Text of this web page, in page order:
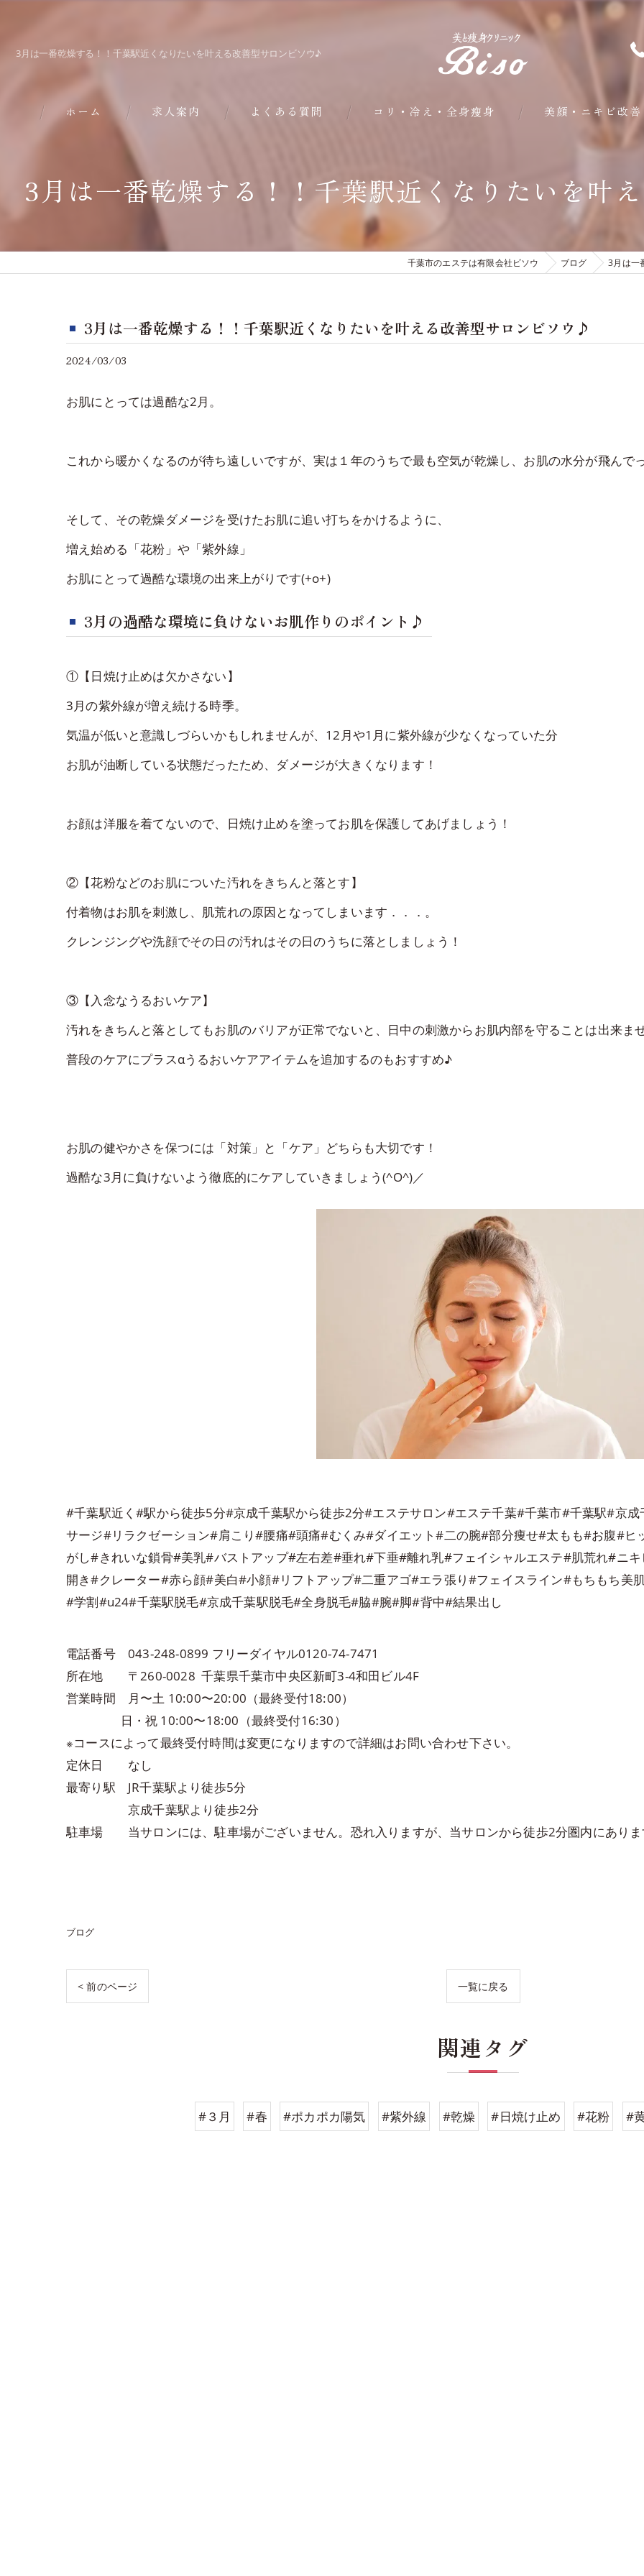
3月は一番乾燥する！！千葉駅近くなりたいを叶える改善型サロンビソウ♪
ホーム 求人案内 よくある質問 コリ・冷え・全身瘦身
皮下脂肪・内臓脂肪瘦身
クールシェイプ部分瘦身
美顔・ニキビ改善
3月は一番乾燥する！！千葉駅近くなりたいを叶
千葉市のエステは有限会社ビソウ ブログ 3月は一
3月は一番乾燥する！！千葉駅近くなりたいを叶える改善型サロンビソウ♪
2024/03/03
お肌にとっては過酷な2月。
これから暖かくなるのが待ち遠しいですが、実は１年のうちで最も空気が乾燥し、お肌の水分が飛んで
そして、その乾燥ダメージを受けたお肌に追い打ちをかけるように、
増え始める「花粉」や「紫外線」
お肌にとって過酷な環境の出来上がりです(+o+)
3月の過酷な環境に負けないお肌作りのポイント♪
①【日焼け止めは欠かさない】
3月の紫外線が増え続ける時季。
気温が低いと意識しづらいかもしれませんが、12月や1月に紫外線が少なくなっていた分
お肌が油断している状態だったため、ダメージが大きくなります！
お顔は洋服を着てないので、日焼け止めを塗ってお肌を保護してあげましょう！
②【花粉などのお肌についた汚れをきちんと落とす】
付着物はお肌を刺激し、肌荒れの原因となってしまいます．．．。
クレンジングや洗顔でその日の汚れはその日のうちに落としましょう！
③【入念なうるおいケア】
汚れをきちんと落としてもお肌のバリアが正常でないと、日中の刺激からお肌内部を守ることは出来ま
普段のケアにプラスαうるおいケアアイテムを追加するのもおすすめ♪
お肌の健やかさを保つには「対策」と「ケア」どちらも大切です！
過酷な3月に負けないよう徹底的にケアしていきましょう(^O^)／
#千葉駅近く#駅から徒歩5分#京成千葉駅から徒歩2分#エステサロン#エステ千葉#千葉市#千葉駅#京
サージ#リラクゼーション#肩こり#腰痛#頭痛#むくみ#ダイエット#二の腕#部分痩せ#太もも#お腹#ヒ
がし#きれいな鎖骨#美乳#バストアップ#左右差#垂れ#下垂#離れ乳#フェイシャルエステ#肌荒れ#ニ
開き#クレーター#赤ら顔#美白#小顔#リフトアップ#二重アゴ#エラ張り#フェイスライン#もちもち美
#学割#u24#千葉駅脱毛#京成千葉駅脱毛#全身脱毛#脇#腕#脚#背中#結果出し
電話番号 043-248-0899 フリーダイヤル0120-74-7471
所在地 〒260-0028 千葉県千葉市中央区新町3-4和田ビル4F
営業時間 月〜土 10:00〜20:00（最終受付18:00）
日・祝 10:00〜18:00（最終受付16:30）
※コースによって最終受付時間は変更になりますので詳細はお問い合わせ下さい。
定休日 なし
最寄り駅 JR千葉駅より徒歩5分
京成千葉駅より徒歩2分
駐車場 当サロンには、駐車場がございません。恐れ入りますが、当サロンから徒歩2分圏内にあり
ブログ
< 前のページ 一覧に戻る
関連タグ
#３月 #春 #ポカポカ陽気 #紫外線 #乾燥 #日焼け止め #花粉 #